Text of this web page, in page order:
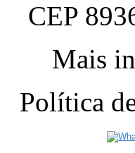
CEP
Mais
Política